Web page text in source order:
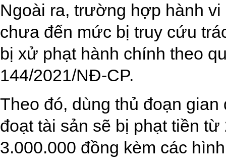
Ngoài ra, trường hợp hành
chưa đến mức bị truy cứu
bị xử phạt hành chính theo
144/2021/NĐ-CP.
Theo đó, dùng thủ đoạn
đoạt tài sản sẽ bị phạt tiền
3.000.000 đồng kèm các